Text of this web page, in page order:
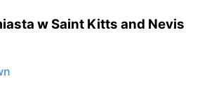
w Saint Kitts and Nevis